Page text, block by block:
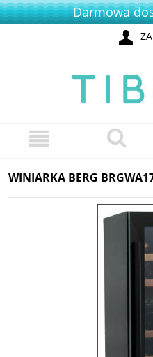
Darmowa
WINIARKA BERG